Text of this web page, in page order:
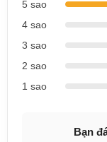
5 sao
4 sao
3 sao
2 sao
1 sao
Bạn